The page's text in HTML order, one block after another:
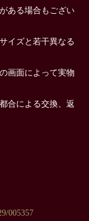
ある場合もござい
イズと若干異なる
画面によって実物
合による交換、返
005357